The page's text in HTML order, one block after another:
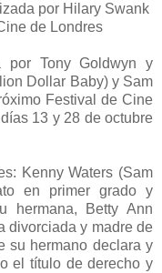
por Hilary Swank
de Londres
por Tony Goldwyn y
Dollar Baby) y Sam
Festival de Cine
13 y 28 de octubre
Kenny Waters (Sam
en primer grado y
hermana, Betty Ann
divorciada y madre de
su hermano declara y
el título de derecho y